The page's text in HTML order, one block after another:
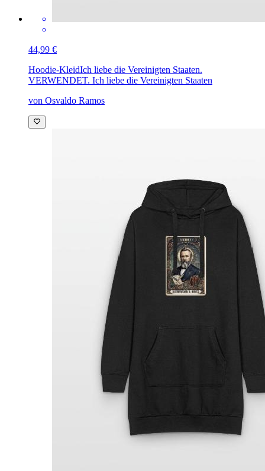
44,99 €
Hoodie-KleidIch liebe die Vereinigten Staaten.
VERWENDET. Ich liebe die Vereinigten Staaten
von Osvaldo Ramos